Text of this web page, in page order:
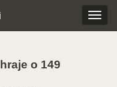
o 149